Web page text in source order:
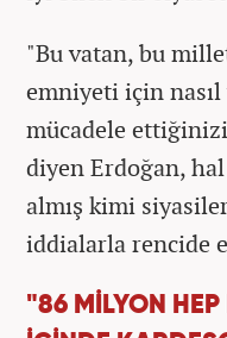
"Bu vatan, bu
emniyeti için
mücadele
diyen Erdoğan, hal
almış kimi
iddialarla rencide
"86 MİLYON HEP